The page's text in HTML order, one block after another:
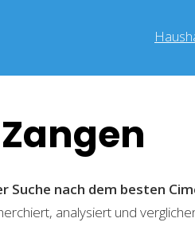
Suche nach dem besten
analysiert und